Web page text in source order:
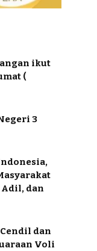
ikut
(
3
dan
dan
Voli